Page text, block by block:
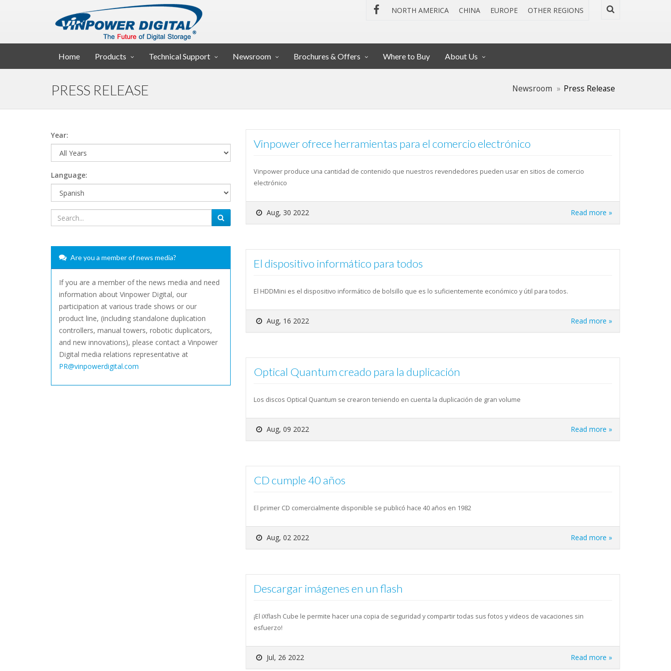
NORTH AMERICA CHINA EUROPE OTHER REGIONS
Home Products Technical Support Newsroom Brochures & Offers Where to Buy About Us
PRESS RELEASE Newsroom Press Release
Vinpower ofrece herramientas para el comercio electrónico
Vinpower produce una cantidad de contenido que nuestros revendedores pueden usar en sitios de comercio
electrónico
Aug, 30 2022 Read more »
El dispositivo informático para todos
El HDDMini es el dispositivo informático de bolsillo que es lo suficientemente económico y útil para todos.
Aug, 16 2022 Read more »
Optical Quantum creado para la duplicación
Los discos Optical Quantum se crearon teniendo en cuenta la duplicación de gran volume
Aug, 09 2022 Read more »
CD cumple 40 años
El primer CD comercialmente disponible se publicó hace 40 años en 1982
Aug, 02 2022 Read more »
Descargar imágenes en un flash
¡El iXflash Cube le permite hacer una copia de seguridad y compartir todas sus fotos y videos de vacaciones sin
esfuerzo!
Jul, 26 2022 Read more »
Year:
Language:
Are you a member of news media?
If you are a member of the news media and need
information about Vinpower Digital, our
participation at various trade shows or our
product line, (including standalone duplication
controllers, manual towers, robotic duplicators,
and new innovations), please contact a Vinpower
Digital media relations representative at
PR@vinpowerdigital.com